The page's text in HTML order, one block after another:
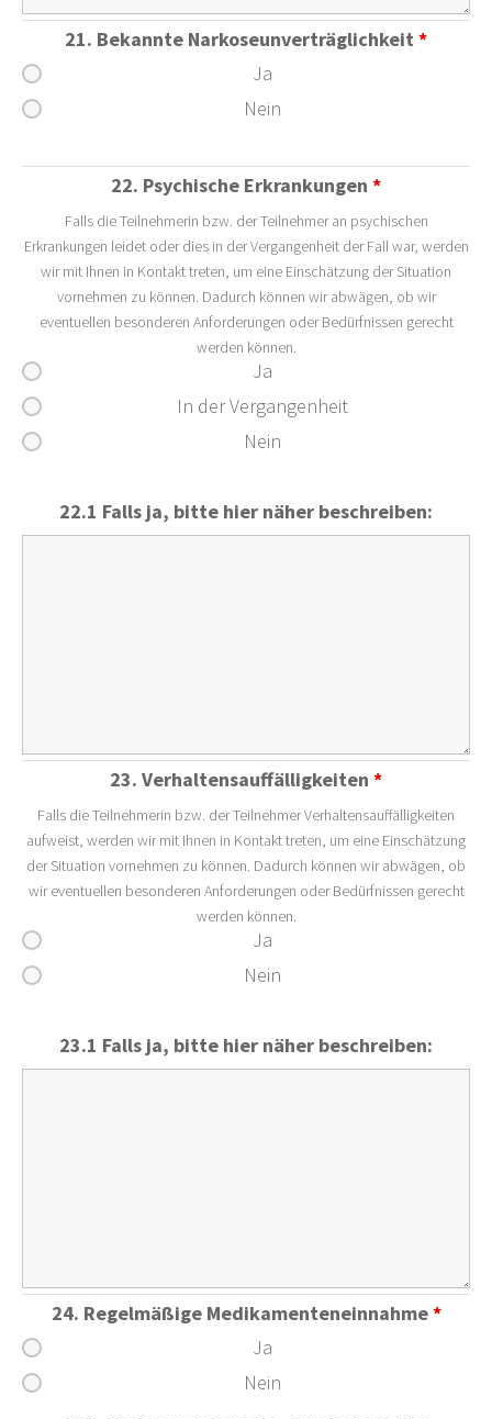
21. Bekannte Narkoseunverträglichkeit *
Ja
Nein
22. Psychische Erkrankungen *
Ja
In der Vergangenheit
Nein
Falls die Teilnehmerin bzw. der Teilnehmer an psychischen
Erkrankungen leidet oder dies in der Vergangenheit der Fall war, werden
wir mit Ihnen in Kontakt treten, um eine Einschätzung der Situation
vornehmen zu können. Dadurch können wir abwägen, ob wir
eventuellen besonderen Anforderungen oder Bedürfnissen gerecht
werden können.
22.1 Falls ja, bitte hier näher beschreiben:
23. Verhaltensauffälligkeiten *
Ja
Nein
Falls die Teilnehmerin bzw. der Teilnehmer Verhaltensauffälligkeiten
aufweist, werden wir mit Ihnen in Kontakt treten, um eine Einschätzung
der Situation vornehmen zu können. Dadurch können wir abwägen, ob
wir eventuellen besonderen Anforderungen oder Bedürfnissen gerecht
werden können.
23.1 Falls ja, bitte hier näher beschreiben:
24. Regelmäßige Medikamenteneinnahme*
Ja
Nein